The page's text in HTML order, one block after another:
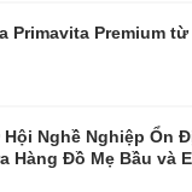
Primavita Premium
Hội Nghề Nghiệp Ổn
Hàng Đồ Mẹ Bầu và